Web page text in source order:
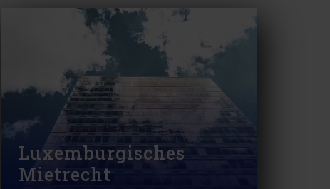
Luxemburgisches
Mietrecht